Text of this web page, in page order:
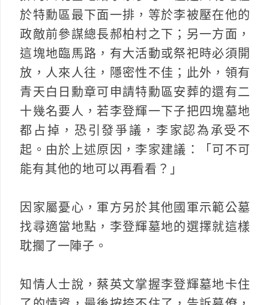
於特勳區最下面一排，等於李被壓在他的
政敵前參謀總長郝柏村之下；另一方面，
這塊地臨馬路，有大活動或祭祀時必須開
放，人來人往，隱密性不佳；此外，領有
青天白日勳章可申請特勳區安葬的還有二
十幾名要人，若李登輝一下子把四塊墓地
都占掉，恐引發爭議，李家認為承受不
起。由於上述原因，李家建議：「可不可
能有其他的地可以再看看？」
因家屬憂心，軍方另於其他國軍示範公墓
找尋適當地點，李登輝墓地的選擇就這樣
耽擱了一陣子。
知情人士說，蔡英文掌握李登輝墓地卡住